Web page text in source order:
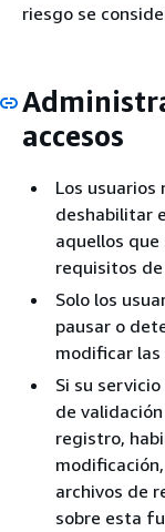
riesgo se
accesos
Los
deshabilitar
aquellos que
requisitos
Solo los
pausar o
modificar
Si su
de
registro,
archivos de
sobre esta